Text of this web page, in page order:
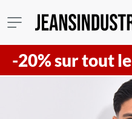
sur tout le